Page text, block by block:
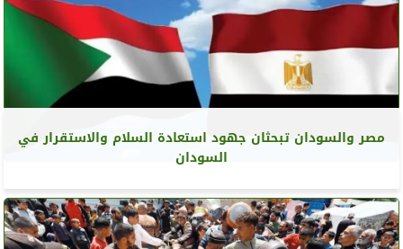
مصر والسودان تبحثان جهود استعادة السلام والاستقرار في
السودان